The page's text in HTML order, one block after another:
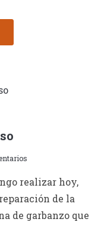
realizar hoy,
de la
de garbanzo que